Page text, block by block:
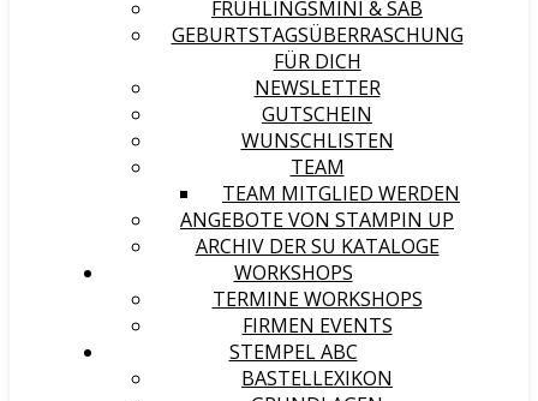
FRÜHLINGSMINI & SAB
GEBURTSTAGSÜBERRASCHUNG
FÜR DICH
NEWSLETTER
GUTSCHEIN
WUNSCHLISTEN
TEAM
TEAM MITGLIED WERDEN
ANGEBOTE VON STAMPIN UP
ARCHIV DER SU KATALOGE
WORKSHOPS
TERMINE WORKSHOPS
FIRMEN EVENTS
STEMPEL ABC
BASTELLEXIKON